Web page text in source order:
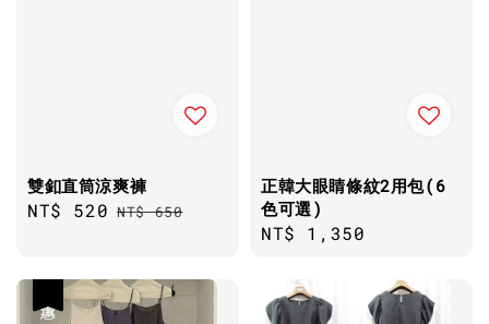
雙釦直筒涼爽褲
Sale
NT$ 520 Regular
NT$ 650
正韓大眼睛條紋2用包(6
色可選)
Regular
NT$ 1,350